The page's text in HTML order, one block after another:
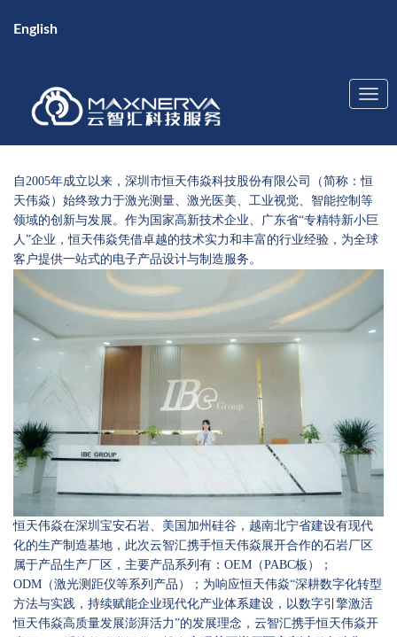
English
自2005年成立以来，深圳市恒天伟焱科技股份有限公司（简称：恒
天伟焱）始终致力于激光测量、激光医美、工业视觉、智能控制等
领域的创新与发展。作为国家高新技术企业、广东省“专精特新小巨
人”企业，恒天伟焱凭借卓越的技术实力和丰富的行业经验，为全球
客户提供一站式的电子产品设计与制造服务。
恒天伟焱在深圳宝安石岩、美国加州硅谷，越南北宁省建设有现代
化的生产制造基地，此次云智汇携手恒天伟焱展开合作的石岩厂区
属于产品生产厂区，主要产品系列有：OEM（PABC板）；
ODM（激光测距仪等系列产品）；为响应恒天伟焱“深耕数字化转型
方法与实践，持续赋能企业现代化产业体系建设，以数字引擎激活
恒天伟焱高质量发展澎湃活力”的发展理念，云智汇携手恒天伟焱开